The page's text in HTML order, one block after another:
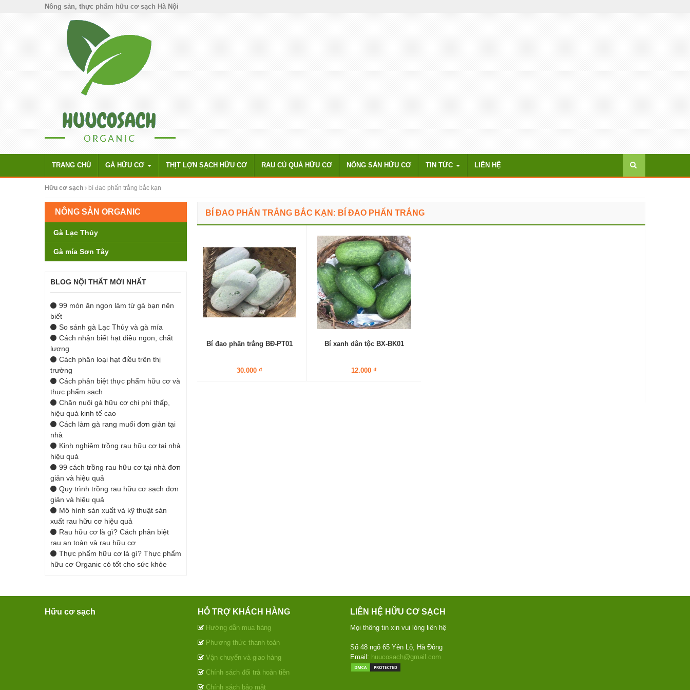
Nông sản, thực phẩm hữu cơ sạch Hà Nội
TRANG CHỦ GÀ HỮU CƠ THỊT LỢN SẠCH HỮU CƠ RAU CỦ QUẢ HỮU CƠ NÔNG SẢN HỮU CƠ TIN TỨC LIÊN HỆ
Hữu cơ sạch bí đao phấn trắng bắc kạn
BÍ ĐAO PHẤN TRẮNG BẮC KẠN: BÍ ĐAO PHẤN TRẮNG
Bí đao phấn trắng BĐ-PT01
30.000 ₫
Bí xanh dân tộc BX-BK01
12.000 ₫
NÔNG SẢN ORGANIC
Gà Lạc Thủy
Gà mía Sơn Tây
BLOG NỘI THẤT MỚI NHẤT
99 món ăn ngon làm từ gà bạn nên
biết
So sánh gà Lạc Thủy và gà mía
Cách nhận biết hạt điều ngon, chất
lượng
Cách phân loại hạt điều trên thị
trường
Cách phân biệt thực phẩm hữu cơ và
thực phẩm sạch
Chăn nuôi gà hữu cơ chi phí thấp,
hiệu quả kinh tế cao
Cách làm gà rang muối đơn giản tại
nhà
Kinh nghiệm trồng rau hữu cơ tại nhà
hiệu quả
99 cách trồng rau hữu cơ tại nhà đơn
giản và hiệu quả
Quy trình trồng rau hữu cơ sạch đơn
giản và hiệu quả
Mô hình sản xuất và kỹ thuật sản
xuất rau hữu cơ hiệu quả
Rau hữu cơ là gì? Cách phân biệt
rau an toàn và rau hữu cơ
Thực phẩm hữu cơ là gì? Thực phẩm
hữu cơ Organic có tốt cho sức khỏe
Hữu cơ sạch HỖ TRỢ KHÁCH HÀNG
Hướng dẫn mua hàng
Phương thức thanh toán
Vận chuyển và giao hàng
Chính sách đổi trả hoàn tiền
Chính sách bảo mật
LIÊN HỆ HỮU CƠ SẠCH
Mọi thông tin xin vui lòng liên hệ
Số 48 ngõ 65 Yên Lộ, Hà Đông
Email: huucosach@gmail.com